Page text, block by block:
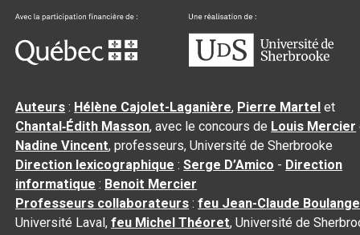
Auteurs : Hélène Cajolet-Laganière, Pierre Martel et
Chantal‑Édith Masson, avec le concours de Louis Mercier
Nadine Vincent, professeurs, Université de Sherbrooke
Direction lexicographique :Serge D’Amico - Direction
informatique : Benoit Mercier
Professeurs collaborateurs :feu Jean-Claude
Université Laval,feu Michel Théoret, Université de